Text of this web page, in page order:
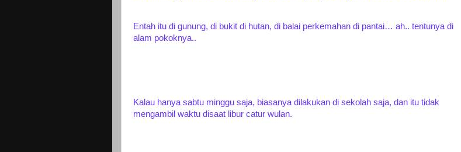
Entah itu di gunung, di bukit di hutan, di balai perkemahan di pantai… ah.. tentunya di
alam pokoknya..
Kalau hanya sabtu minggu saja, biasanya dilakukan di sekolah saja, dan itu tidak
mengambil waktu disaat libur catur wulan.